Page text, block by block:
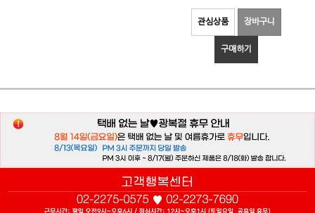
관심상품 장바구니
구매하기